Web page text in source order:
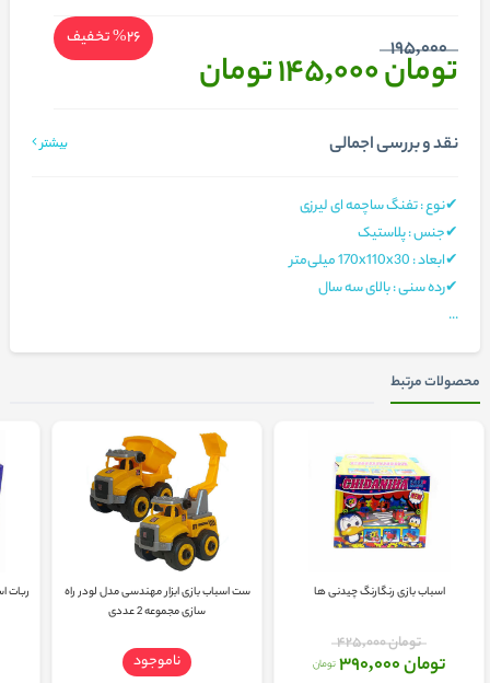
195,000
تومان 145,000 تومان
%26تخفیف
نقد و بررسی اجمالی بیشتر
✔نوع : تفنگ ساچمه ای لیرزی
✔جنس : پلاستیک
✔ابعاد : 170x110x30 میلی‌متر
✔رده سنی : بالای سه سال
...
محصولات مرتبط
اسباب بازی رنگارنگ چیدنی ها
تومان 425,000
تومان 390,000 تومان
ست اسباب بازی ابزار مهندسی مدل لودر راه
سازی مجموعه 2 عددی
ناموجود
ربات